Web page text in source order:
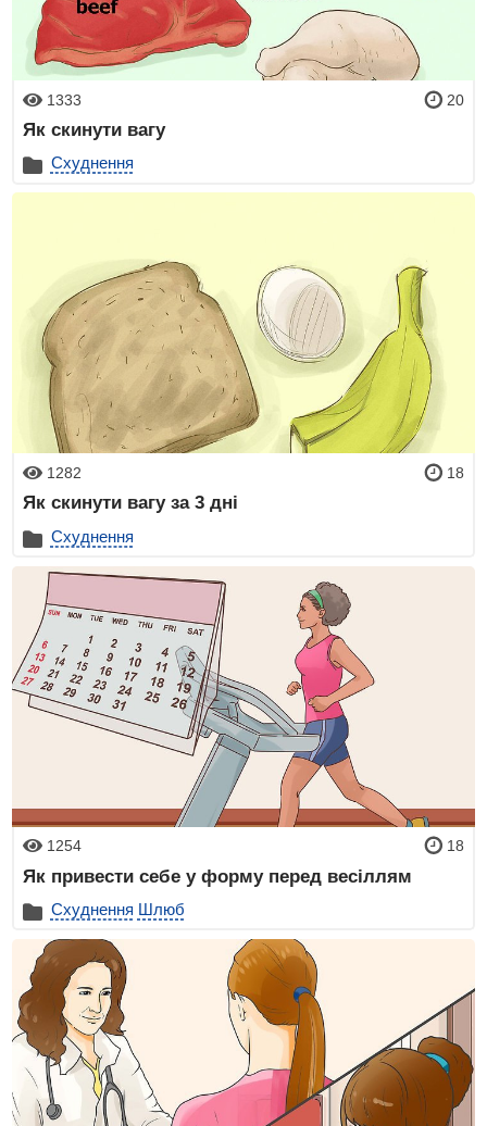
1333 20
Як скинути вагу
Схуднення
1282 18
Як скинути вагу за 3 дні
Схуднення
1254 18
Як привести себе у форму перед весіллям
Схуднення Шлюб